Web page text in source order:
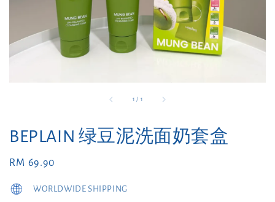
1 / 1
BEPLAIN 绿豆泥洗面奶套盒
Regular
RM 69.90
WORLDWIDE SHIPPING